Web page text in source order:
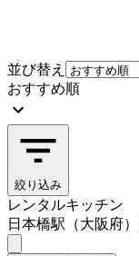
並び替え
おすすめ順
絞り込み
レンタルキッチン
日本橋駅（大阪府）